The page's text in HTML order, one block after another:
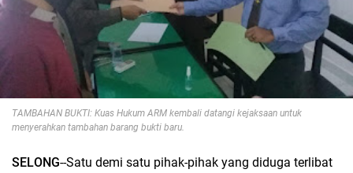
TAMBAHAN BUKTI: Kuas Hukum ARM kembali datangi kejaksaan untuk
menyerahkan tambahan barang bukti baru.
SELONG--Satu demi satu pihak-pihak yang diduga terlibat